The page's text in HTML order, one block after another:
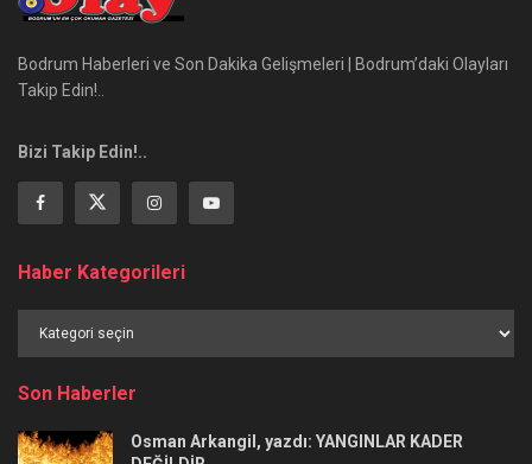
Bodrum Haberleri ve Son Dakika Gelişmeleri | Bodrum’daki Olayları
Takip Edin!..
Bizi Takip Edin!..
Haber Kategorileri
Kategorileri
Son Haberler
Osman Arkangil, yazdı: YANGINLAR KADER